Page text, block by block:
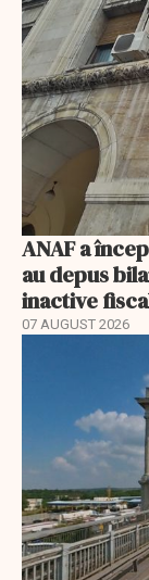
ANAF a
au depus
inactive
07 AUGUST 2026